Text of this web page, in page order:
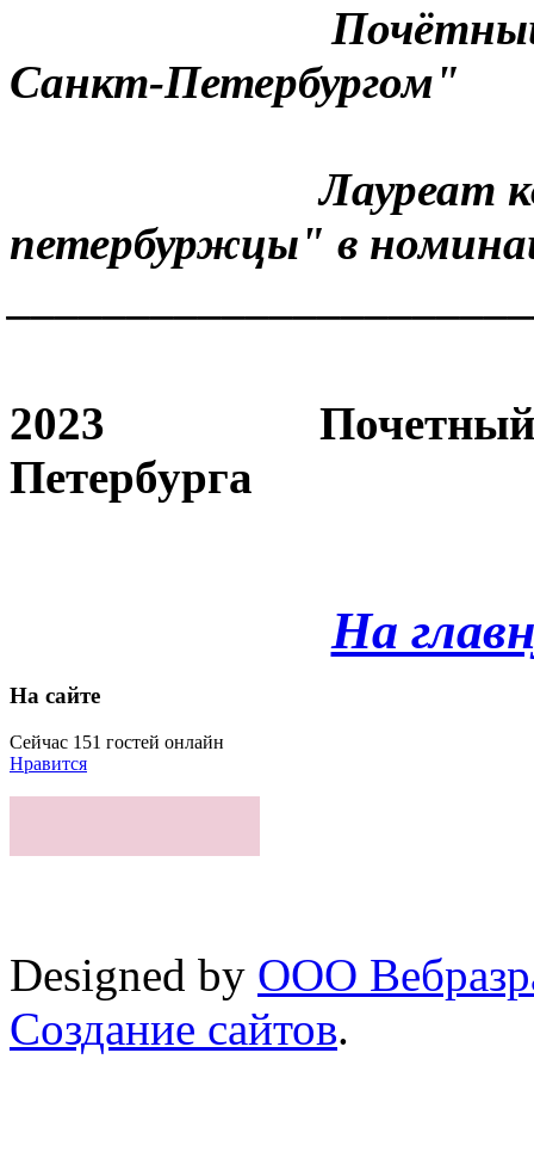
Санкт-Петербургом"
Лауреат
петербуржцы" в
2023 Почетный
Петербурга
На
На сайте
Сейчас 151 гостей онлайн
Нравится
Designed by ООО
Создание сайтов.